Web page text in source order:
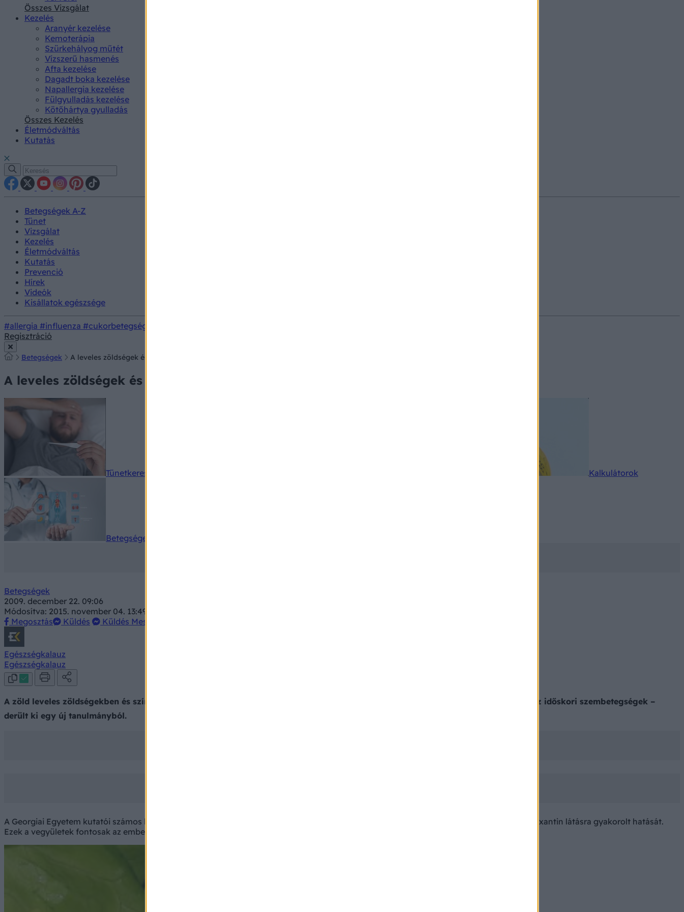
Összes Vizsgálat
Kezelés
Aranyér kezelése
Kemoterápia
Szürkehályog műtét
Vízszerű hasmenés
Afta kezelése
Dagadt boka kezelése
Napallergia kezelése
Fülgyulladás kezelése
Kötőhártya gyulladás
Összes Kezelés
Életmódváltás
Kutatás
Betegségek A-Z
Tünet
Vizsgálat
Kezelés
Életmódváltás
Kutatás
Prevenció
Hírek
Videók
Kisállatok egészsége
#allergia #influenza #cukorbetegség
Regisztráció
Betegségek A leveles zöldségek és a színes gyümölcsök javítják a látást
A leveles zöldségek és a színes gyümölcsök javítják a látást
Tünetkereső Kalkulátorok
Betegségek A-Z
Betegségek
2009. december 22. 09:06
Módosítva: 2015. november 04. 13:49
Megosztás
Küldés Küldés Messengeren
Egészségkalauz
Egészségkalauz
A zöld leveles zöldségekben és színes gyümölcsökben megtalálható karotinoidok javítják a látást és segítségükkel megelőzhetők az időskori szembetegségek –
derült ki egy új tanulmányból.
A Georgiai Egyetem kutatói számos korábbi vizsgálat felhasználásával hasonlították össze a karotinoidok csoportjába tartozó lutein és zeaxantin látásra gyakorolt hatását.
Ezek a vegyületek fontosak az emberi látás, különösen az ideghártya (retina) szempontjából.